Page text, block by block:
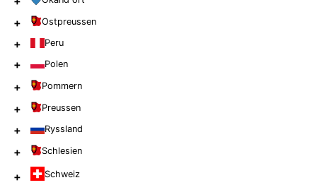
+ Ostpreussen
+ Peru
+ Polen
+ Pommern
+ Preussen
+ Ryssland
+ Schlesien
+ Schweiz